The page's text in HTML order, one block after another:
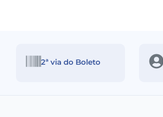
2ª via do Boleto